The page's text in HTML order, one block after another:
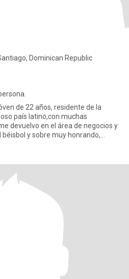
Dominican Republic
de 22 años, residente de la
país latino,con muchas
devuelvo en el área de negocios y
y sobre muy honrando,